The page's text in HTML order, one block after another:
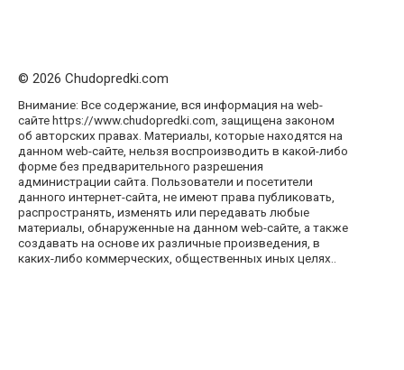
© 2026 Chudopredki.com
Внимание: Все содержание, вся информация на web-
сайте https://www.chudopredki.com, защищена законом
об авторских правах. Материалы, которые находятся на
данном web-сайте, нельзя воспроизводить в какой-либо
форме без предварительного разрешения
администрации сайта. Пользователи и посетители
данного интернет-сайта, не имеют права публиковать,
распространять, изменять или передавать любые
материалы, обнаруженные на данном web-сайте, а также
создавать на основе их различные произведения, в
каких-либо коммерческих, общественных иных целях..